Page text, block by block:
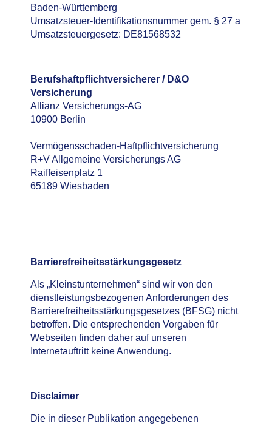
Baden-Württemberg
Umsatzsteuer-Identifikationsnummer gem. § 27 a
Umsatzsteuergesetz: DE81568532
Berufshaftpflichtversicherer / D&O
Versicherung
Allianz Versicherungs-AG
10900 Berlin
Vermögensschaden-Haftpflichtversicherung
R+V Allgemeine Versicherungs AG
Raiffeisenplatz 1
65189 Wiesbaden
Barrierefreiheitsstärkungsgesetz
Als „Kleinstunternehmen“ sind wir von den
dienstleistungsbezogenen Anforderungen des
Barrierefreiheitsstärkungsgesetzes (BFSG) nicht
betroffen. Die entsprechenden Vorgaben für
Webseiten finden daher auf unseren
Internetauftritt keine Anwendung.
Disclaimer
Die in dieser Publikation angegebenen